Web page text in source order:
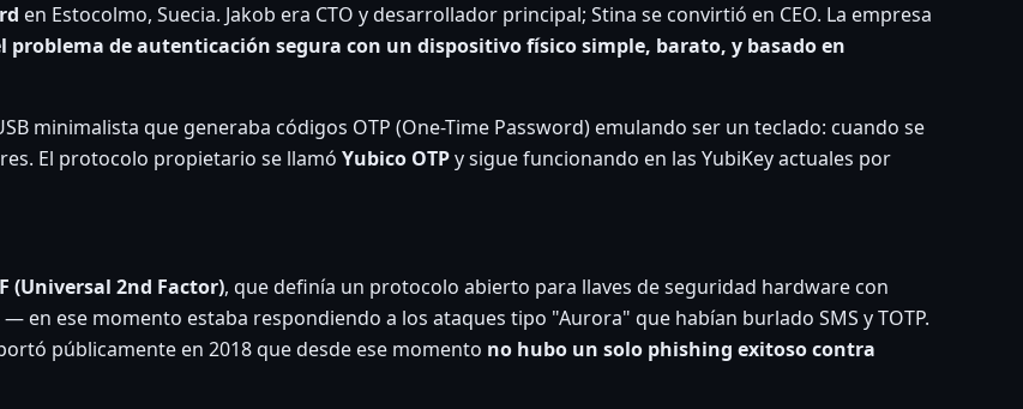
en Estocolmo, Suecia. Jakob era CTO y desarrollador principal; Stina se convirtió en CEO. La empresa
problema de autenticación segura con un dispositivo físico simple, barato, y basado en
minimalista que generaba códigos OTP (One-Time Password) emulando ser un teclado: cuando se
El protocolo propietario se llamó Yubico OTPy sigue funcionando en las YubiKey actuales por
(Universal 2nd Factor), que definía un protocolo abierto para llaves de seguridad hardware con
en ese momento estaba respondiendo a los ataques tipo "Aurora" que habían burlado SMS y TOTP.
públicamente en 2018 que desde ese momento no hubo un solo phishing exitoso contra